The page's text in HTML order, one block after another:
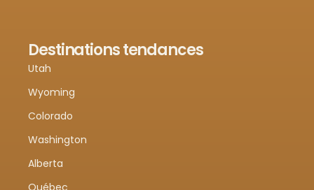
Destinations tendances
Utah
Wyoming
Colorado
Washington
Alberta
Québec